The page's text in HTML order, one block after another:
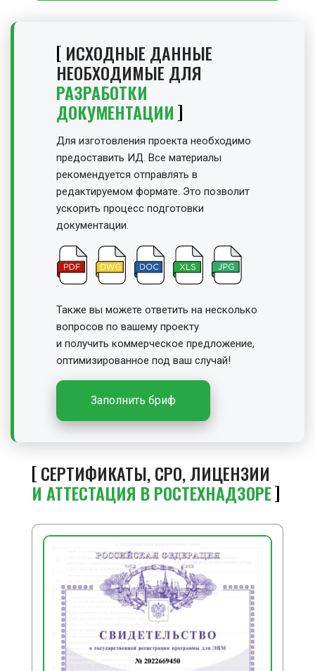
ИСХОДНЫЕ ДАННЫЕ
НЕОБХОДИМЫЕ ДЛЯ
РАЗРАБОТКИ
ДОКУМЕНТАЦИИ
Для изготовления проекта необходимо
предоставить ИД. Все материалы
рекомендуется отправлять в
редактируемом формате. Это позволит
ускорить процесс подготовки
документации.
Также вы можете ответить на несколько
вопросов по вашему проекту
и получить коммерческое предложение,
оптимизированное под ваш случай!
Заполнить бриф
СЕРТИФИКАТЫ, СРО, ЛИЦЕНЗИИ
И АТТЕСТАЦИЯ В РОСТЕХНАДЗОРЕ